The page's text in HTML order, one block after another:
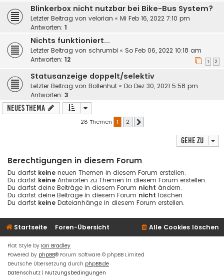
Blinkerbox nicht nutzbar bei Bike-Bus System?
Letzter Beitrag von velorian « Mi Feb 16, 2022 7:10 pm
Antworten: 1
Nichts funktioniert...
Letzter Beitrag von schrumbi « So Feb 06, 2022 10:18 am
Antworten: 12 1 2
Statusanzeige doppelt/selektiv
Letzter Beitrag von Bollenhut « Do Dez 30, 2021 5:58 pm
Antworten: 3
Neues Thema
28 Themen 1 2
Gehe zu
Berechtigungen in diesem Forum
Du darfst keine neuen Themen in diesem Forum erstellen.
Du darfst keine Antworten zu Themen in diesem Forum erstellen.
Du darfst deine Beiträge in diesem Forum nicht ändern.
Du darfst deine Beiträge in diesem Forum nicht löschen.
Du darfst keine Dateianhänge in diesem Forum erstellen.
Startseite Foren-Übersicht Alle Cookies löschen
Flat Style by Ian Bradley
Powered by phpBB® Forum Software © phpBB Limited
Deutsche Übersetzung durch phpBB.de
Datenschutz | Nutzungsbedingungen